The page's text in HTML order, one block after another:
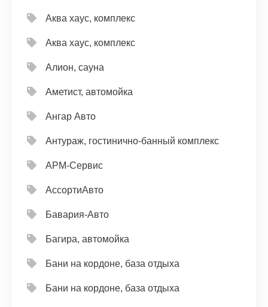
Аква хаус, комплекс
Аква хаус, комплекс
Алион, сауна
Аметист, автомойка
Ангар Авто
Антураж, гостинично-банный комплекс
АРМ-Сервис
АссортиАвто
Бавария-Авто
Багира, автомойка
Бани на кордоне, база отдыха
Бани на кордоне, база отдыха